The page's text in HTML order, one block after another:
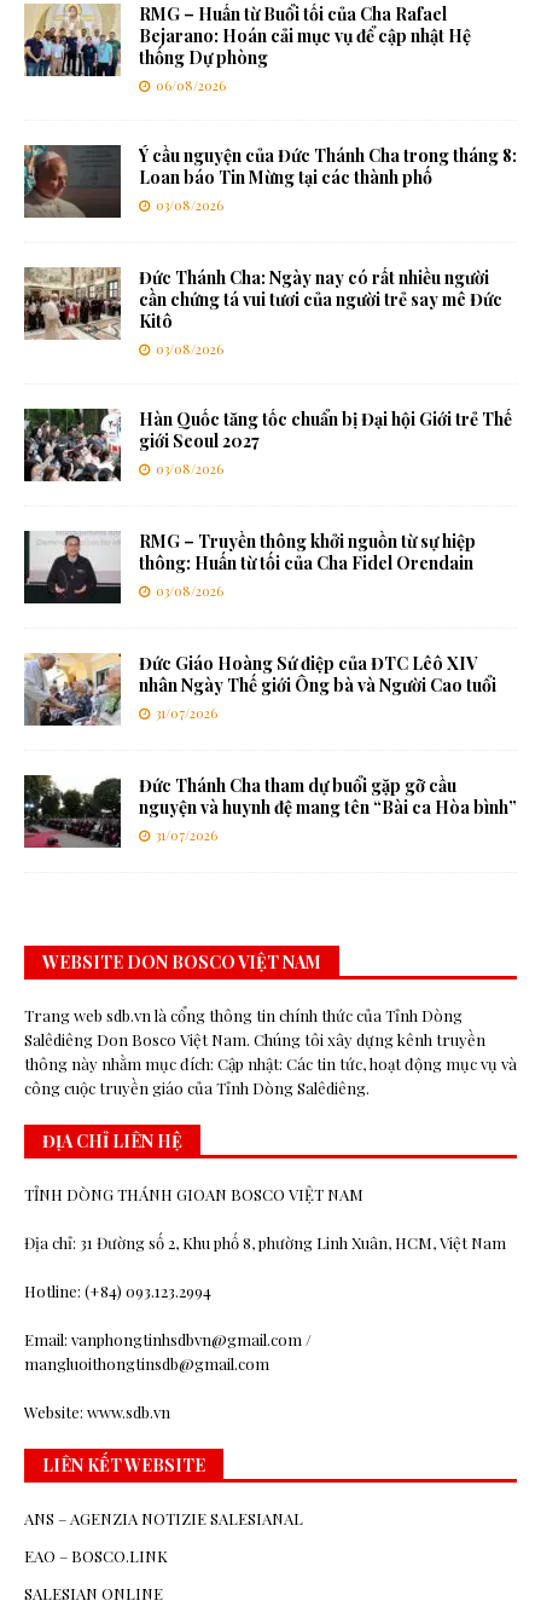
RMG – Huấn từ Buổi tối của Cha Rafael
Bejarano: Hoán cải mục vụ để cập nhật Hệ
thống Dự phòng
06/08/2026
Ý cầu nguyện của Đức Thánh Cha trong tháng 8:
Loan báo Tin Mừng tại các thành phố
03/08/2026
Đức Thánh Cha: Ngày nay có rất nhiều người
cần chứng tá vui tươi của người trẻ say mê Đức
Kitô
03/08/2026
Hàn Quốc tăng tốc chuẩn bị Đại hội Giới trẻ Thế
giới Seoul 2027
03/08/2026
RMG – Truyền thông khởi nguồn từ sự hiệp
thông: Huấn từ tối của Cha Fidel Orendain
03/08/2026
Đức Giáo Hoàng Sứ điệp của ĐTC Lêô XIV
nhân Ngày Thế giới Ông bà và Người Cao tuổi
31/07/2026
Đức Thánh Cha tham dự buổi gặp gỡ cầu
nguyện và huynh đệ mang tên “Bài ca Hòa bình”
31/07/2026
WEBSITE DON BOSCO VIỆT NAM
Trang web sdb.vn là cổng thông tin chính thức của Tỉnh Dòng
Salêdiêng Don Bosco Việt Nam. Chúng tôi xây dựng kênh truyền
thông này nhằm mục đích: Cập nhật: Các tin tức, hoạt động mục vụ và
công cuộc truyền giáo của Tỉnh Dòng Salêdiêng.
ĐỊA CHỈ LIÊN HỆ
TỈNH DÒNG THÁNH GIOAN BOSCO VIỆT NAM
Địa chỉ: 31 Đường số 2, Khu phố 8, phường Linh Xuân, HCM, Việt Nam
Hotline: (+84) 093.123.2994
Email: vanphongtinhsdbvn@gmail.com /
mangluoithongtinsdb@gmail.com
Website: www.sdb.vn
LIÊN KẾT WEBSITE
ANS – AGENZIA NOTIZIE SALESIANAL
EAO – BOSCO.LINK
SALESIAN ONLINE